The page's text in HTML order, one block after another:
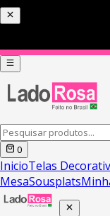
0
InicioTelas
MesaSousplats